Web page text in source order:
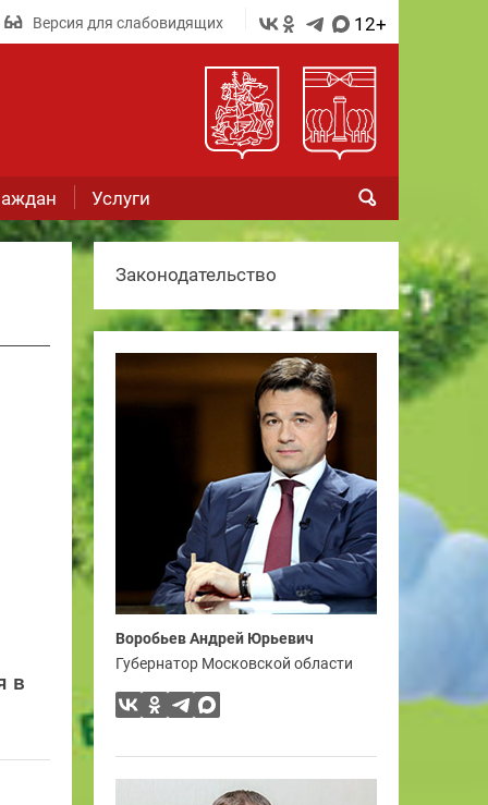
Версия для слабовидящих 12+
Услуги
в
Законодательство
Воробьев Андрей Юрьевич
Губернатор Московской области